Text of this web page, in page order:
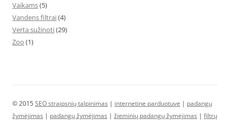
Vaikams(5)
Vandens filtrai(4)
Verta sužinoti(29)
Zoo (1)
© 2015SEO straipsnių talpinimas | internetine parduotuve | padangų
žymėjimas | padangų žymėjimas | žieminių padangų žymėjimas | filtrų